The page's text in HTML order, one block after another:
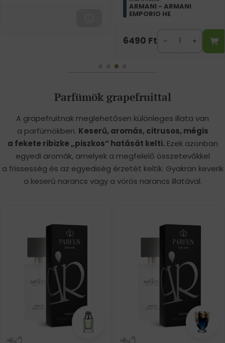
ARMANI - ARMANI
EMPORIO HE
6490 Ft
Parfümök grapefruittal
A grapefruitnak meglehetősen különleges illata van
a parfümökben. Keserű, aromás, citrusos, mégis
a fekete ribizke „piszkos“ hatását kelti.Ezek azonban
egyedi aromák, amelyek a megfelelő összetevőkkel
a frissesség és az egyediség érzetét keltik. Gyakran keverik
a keserű narancs vagy a vörös narancs illatával.